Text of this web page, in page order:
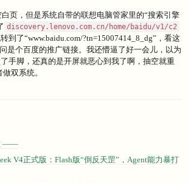
页，但是系统自带的联想电脑管家里的“搜索引擎
discovery.lenovo.com.cn/home/baidu/v1/c2
到了“www.baidu.com/?tn=15007414_8_dg”，看这
是个百度的推广链接。我还懵逼了好一会儿，以为
手脚，还真的是开屏就恶心到我了啊，抽空就重
双系统。
——
V4正式版：Flash版“倒反天罡”，Agent能力暴打